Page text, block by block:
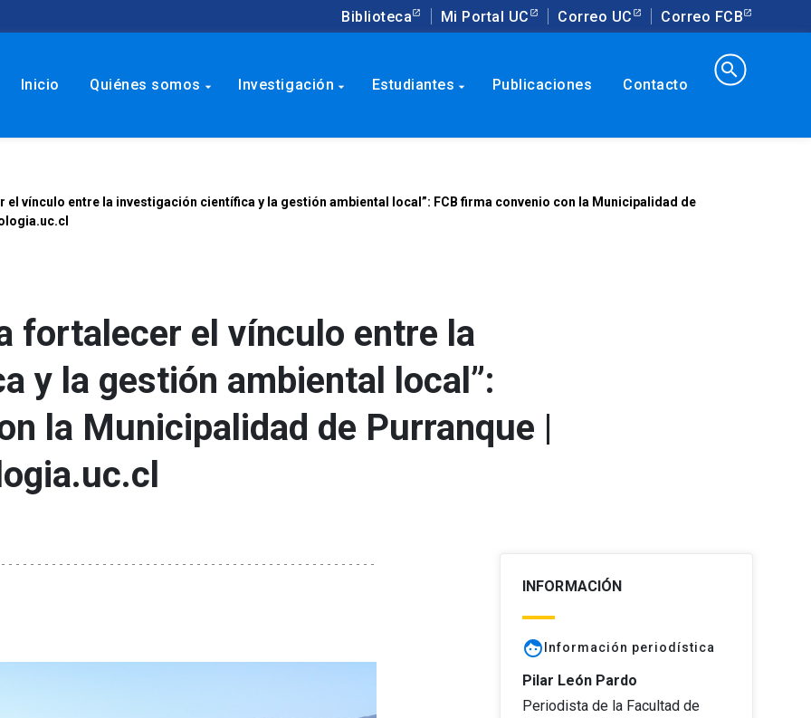
Biblioteca Mi Portal UC Correo UC Correo FCB
Inicio Quiénes somos arrow_drop_down Investigación arrow_drop_down Estudiantes arrow_drop_down Publicaciones Contacto
search
el vínculo entre la investigación científica y la gestión ambiental local”: FCB firma convenio con la Municipalidad de
fortalecer el vínculo entre la
y la gestión ambiental local”:
la Municipalidad de Purranque |
INFORMACIÓN
face Información periodística
Pilar León Pardo
Periodista de la Facultad de